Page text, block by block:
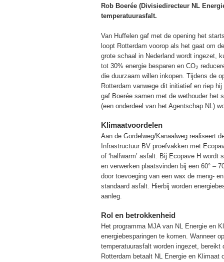
Rob Boerée (Divisiedirecteur NL
temperatuurasfalt.
Van Huffelen gaf met de opening het
loopt Rotterdam voorop als het gaat om
grote schaal in Nederland wordt ingezet,
tot 30% energie besparen en CO2
die duurzaam willen inkopen. Tijdens de
Rotterdam vanwege dit initiatief en riep
gaf Boerée samen met de wethouder het
(een onderdeel van het Agentschap NL)
Klimaatvoordelen
Aan de Gordelweg/Kanaalweg realiseert
Infrastructuur BV proefvakken met
of ‘halfwarm’ asfalt. Bij Ecopave H
en verwerken plaatsvinden bij een 60° –
door toevoeging van een wax de meng-
standaard asfalt. Hierbij worden
aanleg.
Rol en betrokkenheid
Het programma MJA van NL Energie en
energiebesparingen te komen. Wanneer
temperatuurasfalt worden ingezet,
Rotterdam betaalt NL Energie en Klimaat